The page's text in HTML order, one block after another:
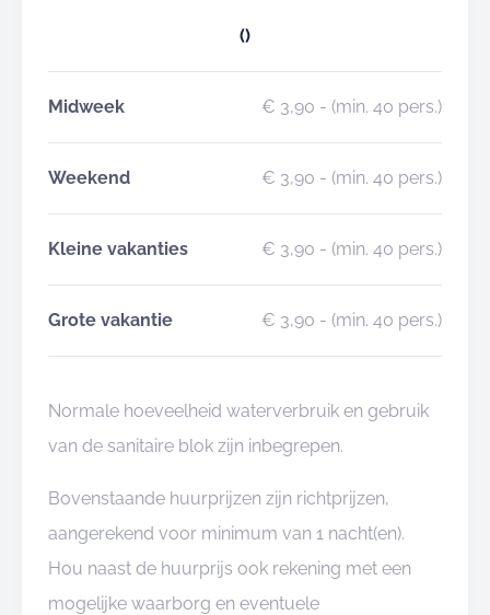
()
Midweek € 3,90 - (min. 40 pers.)
Weekend € 3,90 - (min. 40 pers.)
Kleine vakanties € 3,90 - (min. 40 pers.)
Grote vakantie € 3,90 - (min. 40 pers.)
Normale hoeveelheid waterverbruik en gebruik
van de sanitaire blok zijn inbegrepen.
Bovenstaande huurprijzen zijn richtprijzen,
aangerekend voor minimum van 1 nacht(en).
Hou naast de huurprijs ook rekening met een
mogelijke waarborg en eventuele